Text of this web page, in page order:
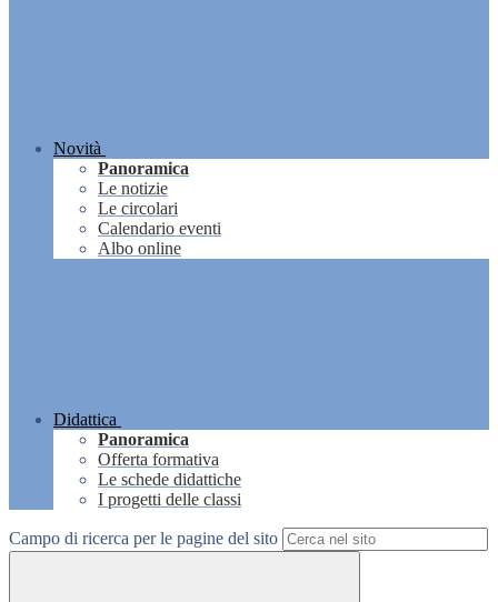
Novità
Panoramica
Le notizie
Le circolari
Calendario eventi
Albo online
Didattica
Panoramica
Offerta formativa
Le schede didattiche
I progetti delle classi
Campo di ricerca per le pagine del sito